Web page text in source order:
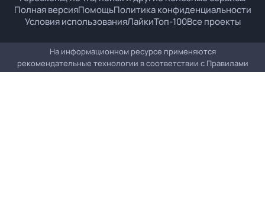
Полная версияПомощьПолитика конфиденциальности
Условия использованияЛайкиТоп-100Все проекты
На информационном ресурсе применяются
рекомендательные технологии в соответствии с Правилами